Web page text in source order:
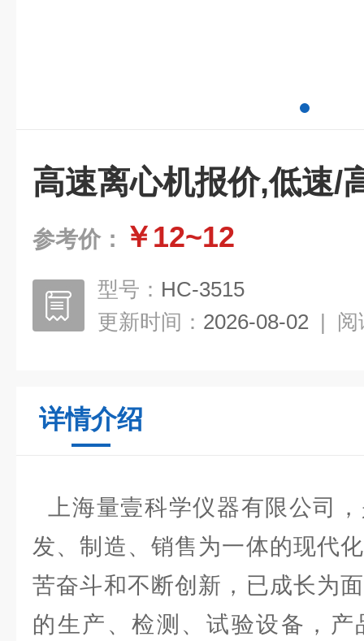
高速离心机报价,低速/
参考价： ￥12~12
型号： HC-3515
更新时间： 2026-08-02 | 阅
详情介绍
上海量壹科学仪器有限公司
发、制造、销售为一体的现代
苦奋斗和不断创新，已成长为
的生产、检测、试验设备，